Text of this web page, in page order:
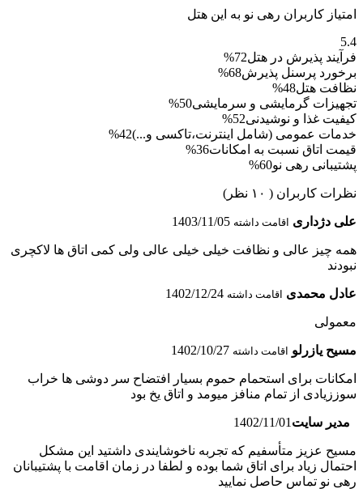
امتیاز کاربران رهی نو به این هتل
5.4
فرآیند پذیرش در هتل72%
برخورد پرسنل پذیرش68%
نظافت هتل48%
تجهیزات گرمایشی و سرمایشی50%
کیفیت غذا و نوشیدنی52%
خدمات عمومی (شامل اینترنت،تاکسی و...)42%
قیمت اتاق نسبت به امکانات36%
پشتیبانی رهی نو60%
نظرات کاربران ( ۱۰ نظر)
علی دژداری اقامت داشته 1403/11/05
همه چیز عالی و نظافت خیلی خیلی عالی ولی کمی اتاق ها لاکچری
نبودند
عادل محمدی اقامت داشته 1402/12/24
معمولی
مسیح یازرلو اقامت داشته 1402/10/27
امکانات برای استحمام حموم بسیار افتضاح سر دوشی ها خراب
سوز‌زیادی از تمام منافز میومد و اتاق یخ بود
مدیر سایت 1402/11/01
مسیح عزیز متأسفیم که تجربه ناخوشایندی داشتید این مشکل
احتمال زیاد برای اتاق شما بوده و لطفا در زمان اقامت با پشتیبانان
رهی نو تماس حاصل نمایید